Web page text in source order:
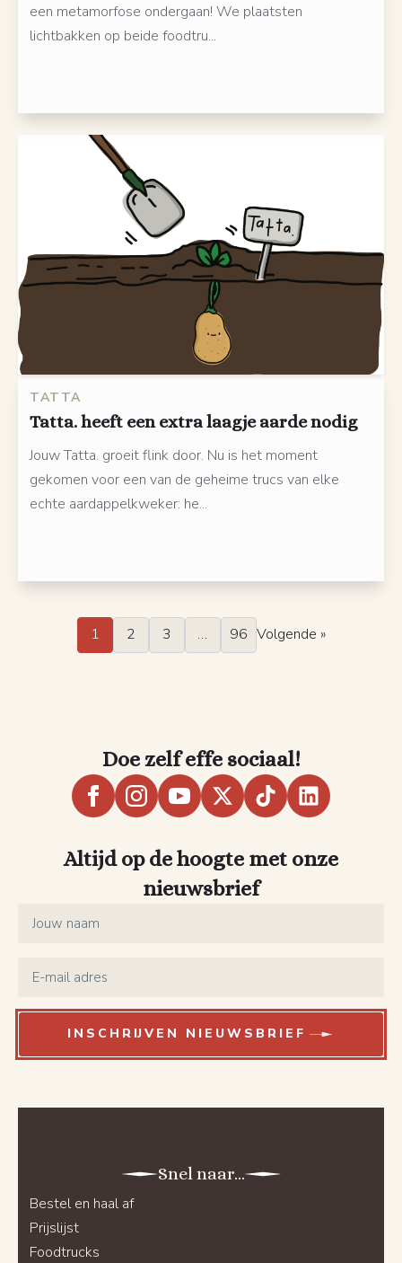
een metamorfose ondergaan! We plaatsten
lichtbakken op beide foodtru...
TATTA
Tatta. heeft een extra laagje aarde nodig
Jouw Tatta. groeit flink door. Nu is het moment
gekomen voor een van de geheime trucs van elke
echte aardappelkweker: he...
1 2 3 … 96 Volgende »
Doe zelf effe sociaal!
Altijd op de hoogte met onze
nieuwsbrief
INSCHRIJVEN NIEUWSBRIEF
Snel naar...
Bestel en haal af
Prijslijst
Foodtrucks